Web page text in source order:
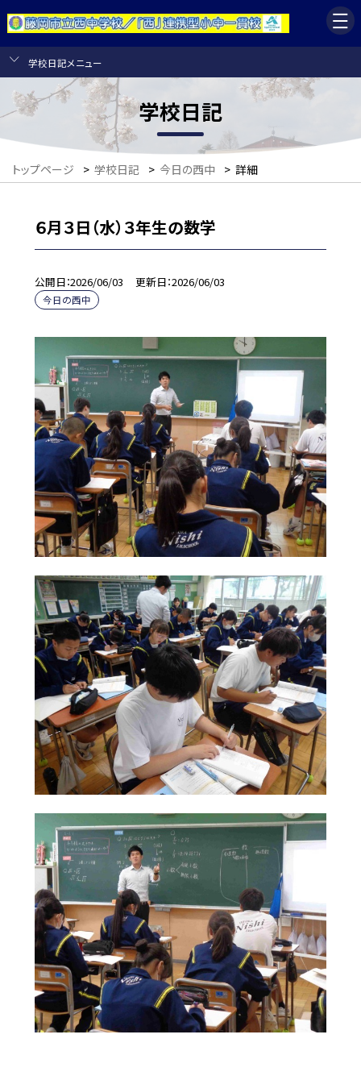
学校日記メニュー
学校日記
トップページ > 学校日記 > 今日の西中 > 詳細
６月３日（水）３年生の数学
公開日 2026/06/03 更新日 2026/06/03
今日の西中